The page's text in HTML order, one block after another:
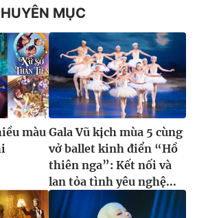
MỤC
màu Gala Vũ kịch mùa 5 cùng
vở ballet kinh điển “Hồ
thiên nga”: Kết nối và
lan tỏa tình yêu nghệ...